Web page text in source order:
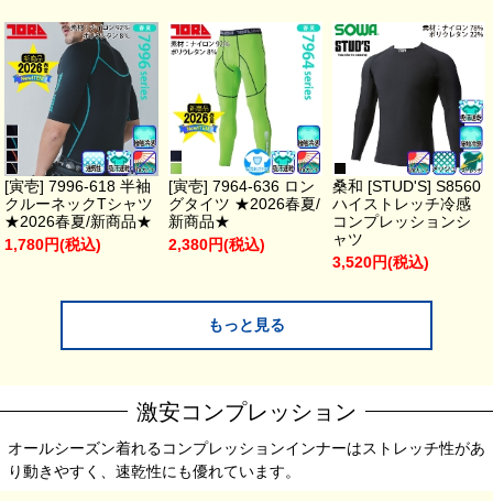
[寅壱] 7996-618 半袖
クルーネックTシャツ
★2026春夏/新商品★
1,780円(税込)
[寅壱] 7964-636 ロン
グタイツ ★2026春夏/
新商品★
2,380円(税込)
桑和 [STUD'S] S8560
ハイストレッチ冷感
コンプレッションシ
ャツ
3,520円(税込)
もっと見る
激安コンプレッション
オールシーズン着れるコンプレッションインナーはストレッチ性があ
り動きやすく、速乾性にも優れています。